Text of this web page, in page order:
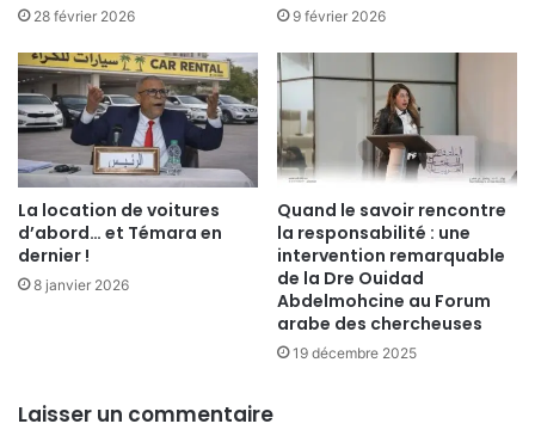
28 février 2026 9 février 2026
La location de voitures
d’abord… et Témara en
dernier !
8 janvier 2026
Quand le savoir rencontre
la responsabilité : une
intervention remarquable
de la Dre Ouidad
Abdelmohcine au Forum
arabe des chercheuses
19 décembre 2025
Laisser un commentaire